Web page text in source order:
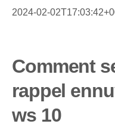
2024-02-
Comment
rappel
ws 10